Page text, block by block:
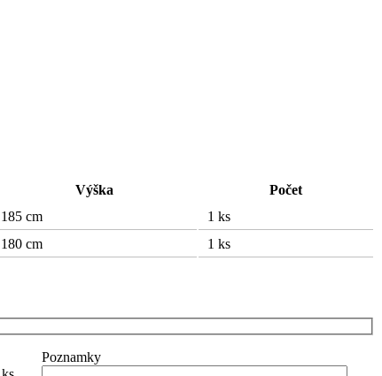
Výška
Počet
185 cm
1 ks
180 cm 1 ks
Poznamky